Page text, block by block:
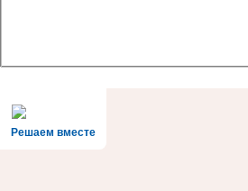
Решаем вместе